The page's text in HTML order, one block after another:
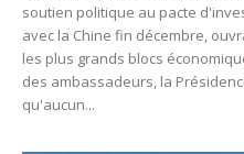
soutien politique au pacte
avec la Chine fin décembre,
les plus grands blocs
des ambassadeurs, la
qu'aucun...